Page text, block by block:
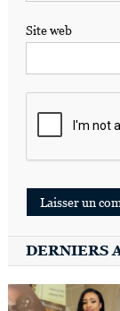
Site web
DERNIERS